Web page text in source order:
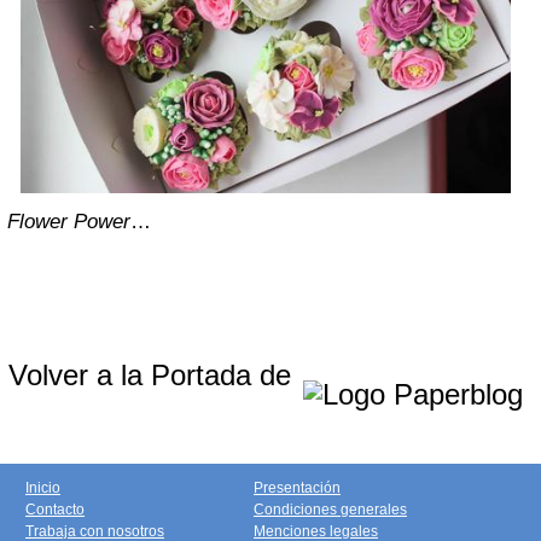
Flower Power…
Volver a la Portada de
Inicio
Contacto
Trabaja con nosotros
Presentación
Condiciones generales
Menciones legales